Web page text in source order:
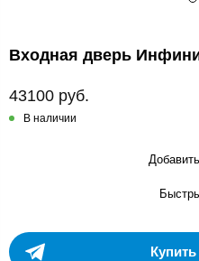
Входная дверь
43100 руб.
В наличии